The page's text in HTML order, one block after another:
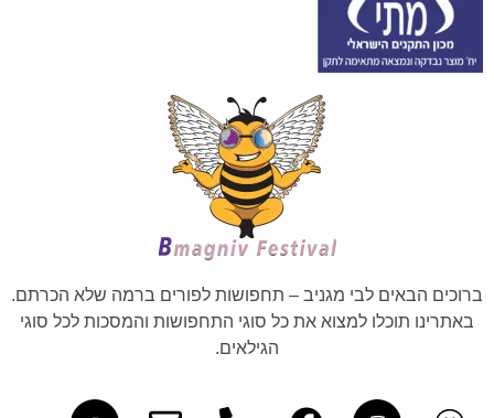
ברוכים הבאים לבי מגניב – תחפושות לפורים ברמה שלא הכרתם.
באתרינו תוכלו למצוא את כל סוגי התחפושות והמסכות לכל סוגי
הגילאים.